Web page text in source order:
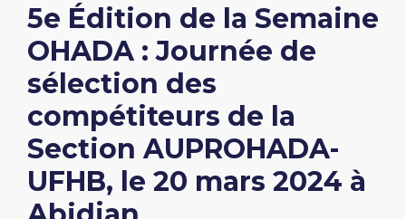
5e Édition de la Semaine
OHADA : Journée de
sélection des
compétiteurs de la
Section AUPROHADA-
UFHB, le 20 mars 2024 à